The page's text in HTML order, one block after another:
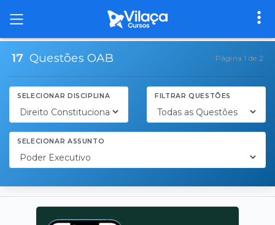
17 Questões OAB Página 1 de 2
SELECIONAR DISCIPLINA FILTRAR QUESTÕES
SELECIONAR ASSUNTO